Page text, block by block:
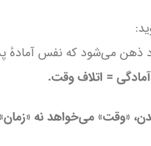
ذهن می‌شود که نفس آمادهٔ
= اتلاف وقت.
«وقت» می‌خواهد نه «زمان»